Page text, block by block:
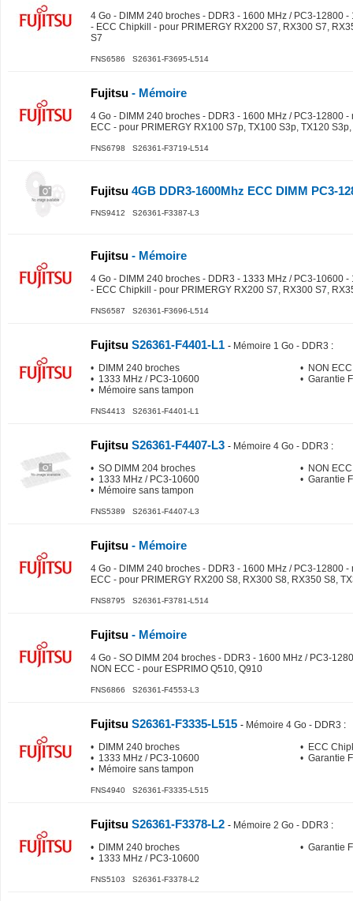
4 Go - DIMM 240 broches - DDR3 - 1600 MHz / PC3-12800
- ECC Chipkill - pour PRIMERGY RX200 S7, RX300 S7,
S7
FNS6586 S26361-F3695-L514
Fujitsu - Mémoire
4 Go - DIMM 240 broches - DDR3 - 1600 MHz / PC3-12800
ECC - pour PRIMERGY RX100 S7p, TX100 S3p, TX120
FNS6798 S26361-F3719-L514
Fujitsu 4GB DDR3-1600Mhz ECC DIMM PC3-
FNS9412 S26361-F3387-L3
Fujitsu - Mémoire
4 Go - DIMM 240 broches - DDR3 - 1333 MHz / PC3-10600
- ECC Chipkill - pour PRIMERGY RX200 S7, RX300 S7,
FNS6587 S26361-F3696-L514
Fujitsu S26361-F4401-L1 - Mémoire 1 Go - DDR3 :
• DIMM 240 broches
• 1333 MHz / PC3-10600
• Mémoire sans tampon
• NON ECC
• Garantie
FNS4413 S26361-F4401-L1
Fujitsu S26361-F4407-L3 - Mémoire 4 Go - DDR3 :
• SO DIMM 204 broches
• 1333 MHz / PC3-10600
• Mémoire sans tampon
• NON ECC
• Garantie
FNS5389 S26361-F4407-L3
Fujitsu - Mémoire
4 Go - DIMM 240 broches - DDR3 - 1600 MHz / PC3-12800
ECC - pour PRIMERGY RX200 S8, RX300 S8, RX350 S8,
FNS8795 S26361-F3781-L514
Fujitsu - Mémoire
4 Go - SO DIMM 204 broches - DDR3 - 1600 MHz / PC3-
NON ECC - pour ESPRIMO Q510, Q910
FNS6866 S26361-F4553-L3
Fujitsu S26361-F3335-L515 - Mémoire 4 Go - DDR3 :
• DIMM 240 broches
• 1333 MHz / PC3-10600
• Mémoire sans tampon
• ECC
• Garantie
FNS4940 S26361-F3335-L515
Fujitsu S26361-F3378-L2 - Mémoire 2 Go - DDR3 :
• DIMM 240 broches
• 1333 MHz / PC3-10600
• Garantie
FNS5103 S26361-F3378-L2